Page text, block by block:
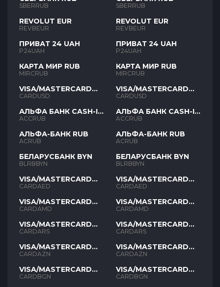
SBERRUB
REVOLUT EUR
REVBEUR
ПРИВАТ 24 UAH
P24UAH
КАРТА МИР RUB
MIRCRUB
VISA/MASTERCARD
USD
CARDUSD
АЛЬФА БАНК CASH-IN
RUB
ACCRUB
АЛЬФА-БАНК RUB
ACRUB
БЕЛАРУСБАНК BYN
BLRBBYN
VISA/MASTERCARD
AED
CARDAED
VISA/MASTERCARD
AMD
CARDAMD
VISA/MASTERCARD
ARS
CARDARS
VISA/MASTERCARD
AZN
CARDAZN
VISA/MASTERCARD
BGN
CARDBGN
SBERRUB
REVOLUT EUR
REVBEUR
ПРИВАТ 24 UAH
P24UAH
КАРТА МИР RUB
MIRCRUB
VISA/MASTERCARD
USD
CARDUSD
АЛЬФА БАНК CASH-IN
RUB
ACCRUB
АЛЬФА-БАНК RUB
ACRUB
БЕЛАРУСБАНК BYN
BLRBBYN
VISA/MASTERCARD
AED
CARDAED
VISA/MASTERCARD
AMD
CARDAMD
VISA/MASTERCARD
ARS
CARDARS
VISA/MASTERCARD
AZN
CARDAZN
VISA/MASTERCARD
BGN
CARDBGN